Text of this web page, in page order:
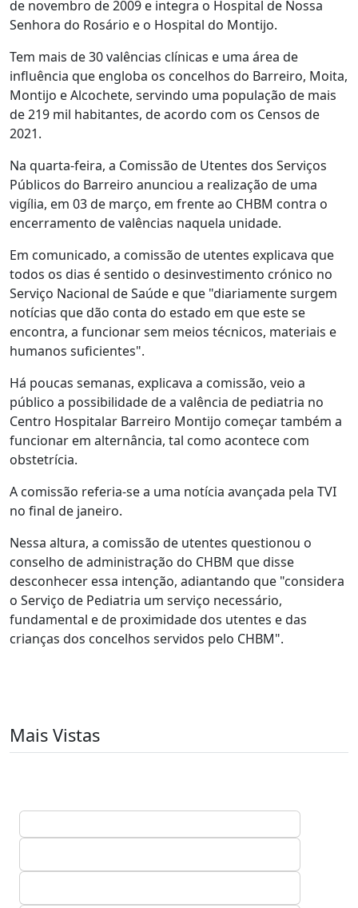
de novembro de 2009 e integra o Hospital de Nossa
Senhora do Rosário e o Hospital do Montijo.
Tem mais de 30 valências clínicas e uma área de
influência que engloba os concelhos do Barreiro, Moita,
Montijo e Alcochete, servindo uma população de mais
de 219 mil habitantes, de acordo com os Censos de
2021.
Na quarta-feira, a Comissão de Utentes dos Serviços
Públicos do Barreiro anunciou a realização de uma
vigília, em 03 de março, em frente ao CHBM contra o
encerramento de valências naquela unidade.
Em comunicado, a comissão de utentes explicava que
todos os dias é sentido o desinvestimento crónico no
Serviço Nacional de Saúde e que "diariamente surgem
notícias que dão conta do estado em que este se
encontra, a funcionar sem meios técnicos, materiais e
humanos suficientes".
Há poucas semanas, explicava a comissão, veio a
público a possibilidade de a valência de pediatria no
Centro Hospitalar Barreiro Montijo começar também a
funcionar em alternância, tal como acontece com
obstetrícia.
A comissão referia-se a uma notícia avançada pela TVI
no final de janeiro.
Nessa altura, a comissão de utentes questionou o
conselho de administração do CHBM que disse
desconhecer essa intenção, adiantando que "considera
o Serviço de Pediatria um serviço necessário,
fundamental e de proximidade dos utentes e das
crianças dos concelhos servidos pelo CHBM".
Mais Vistas